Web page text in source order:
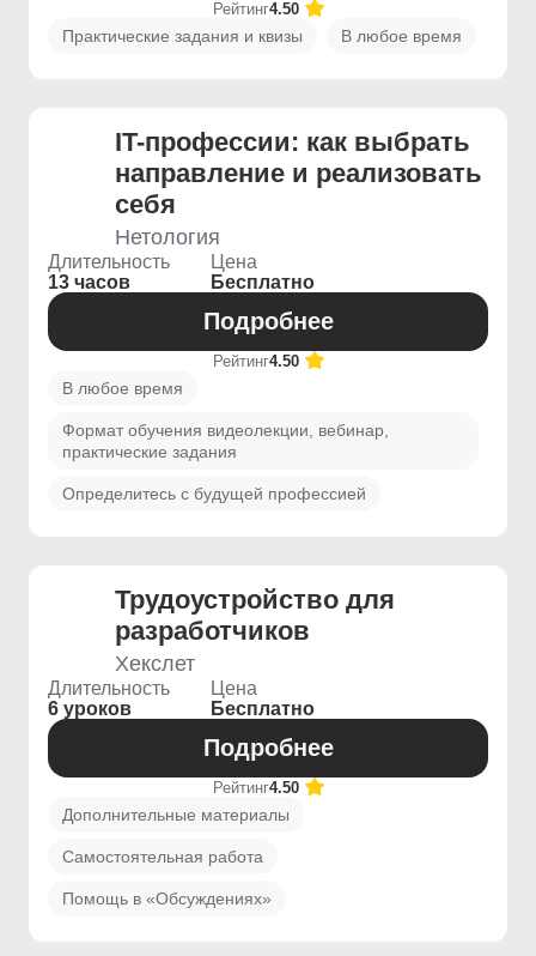
Рейтинг4.50
Практические задания и квизы В любое время
IT-профессии: как выбрать
направление и реализовать
себя
Нетология
Длительность
13 часов
Цена
Бесплатно
Подробнее
Рейтинг4.50
В любое время
Формат обучения видеолекции, вебинар,
практические задания
Определитесь с будущей профессией
Трудоустройство для
разработчиков
Хекслет
Длительность
6 уроков
Цена
Бесплатно
Подробнее
Рейтинг4.50
Дополнительные материалы
Самостоятельная работа
Помощь в «Обсуждениях»